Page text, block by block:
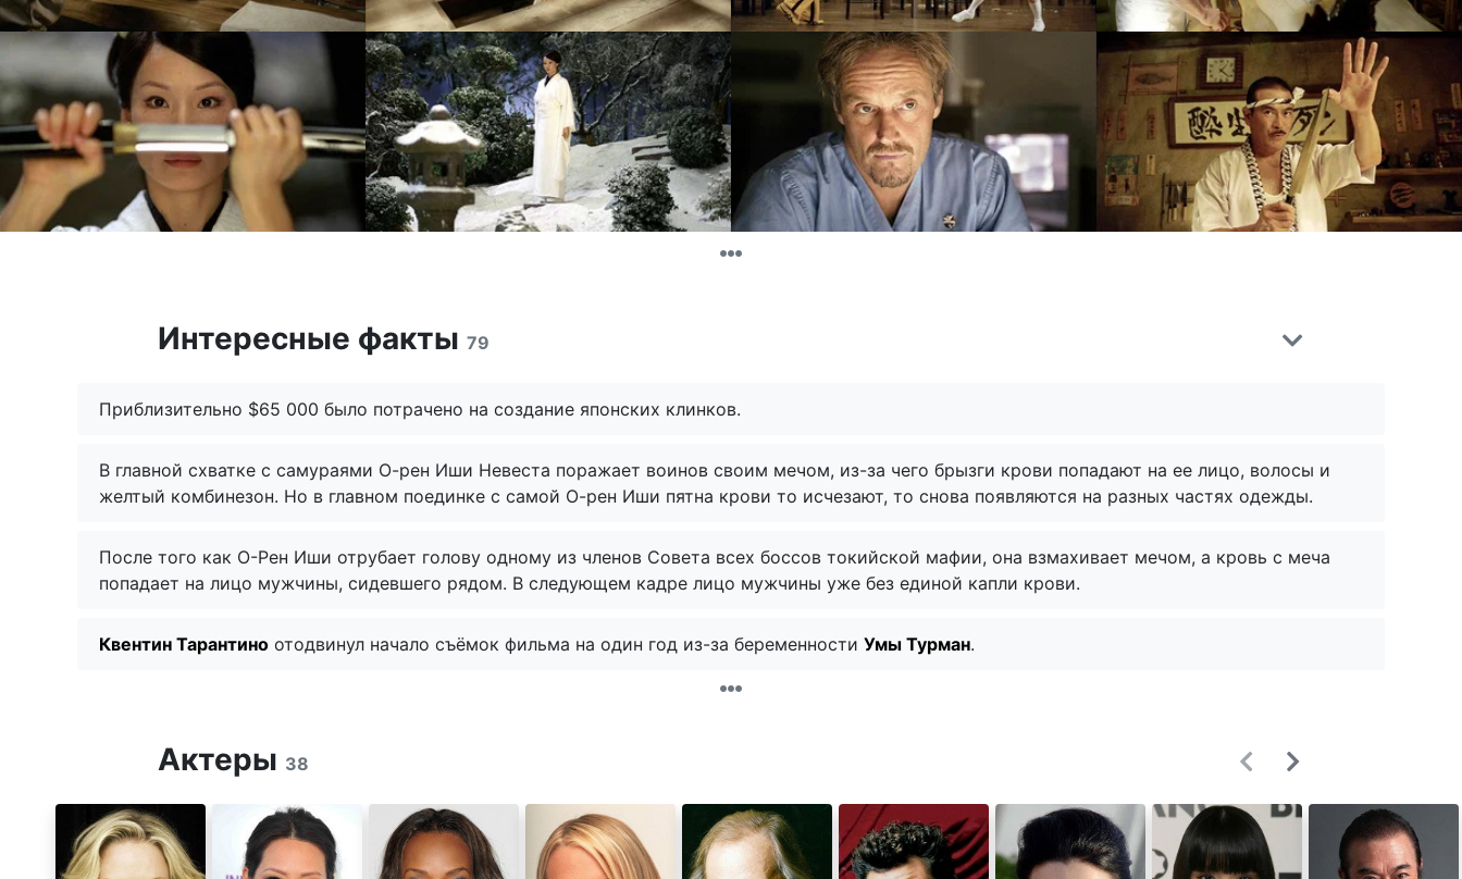
Интересные факты 79
Приблизительно $65 000 было потрачено на создание японских клинков.
В главной схватке с самураями О-рен Иши Невеста поражает воинов своим мечом, из-за чего брызги крови попадают на ее лицо, волосы и
желтый комбинезон. Но в главном поединке с самой О-рен Иши пятна крови то исчезают, то снова появляются на разных частях одежды.
После того как О-Рен Иши отрубает голову одному из членов Совета всех боссов токийской мафии, она взмахивает мечом, а кровь с меча
попадает на лицо мужчины, сидевшего рядом. В следующем кадре лицо мужчины уже без единой капли крови.
Квентин Тарантино отодвинул начало съёмок фильма на один год из-за беременности Умы Турман.
Актеры 38